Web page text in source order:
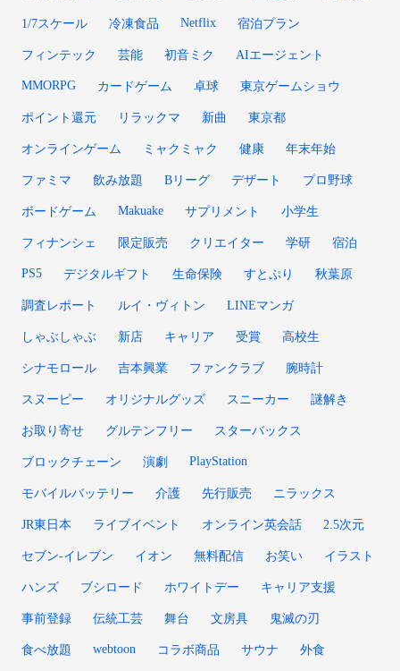
1/7スケール 冷凍食品 Netflix 宿泊プラン
フィンテック 芸能 初音ミク AIエージェント
MMORPG カードゲーム 卓球 東京ゲームショウ
ポイント還元 リラックマ 新曲 東京都
オンラインゲーム ミャクミャク 健康 年末年始
ファミマ 飲み放題 Bリーグ デザート プロ野球
ボードゲーム Makuake サプリメント 小学生
フィナンシェ 限定販売 クリエイター 学研 宿泊
PS5 デジタルギフト 生命保険 すとぷり 秋葉原
調査レポート ルイ・ヴィトン LINEマンガ
しゃぶしゃぶ 新店 キャリア 受賞 高校生
シナモロール 吉本興業 ファンクラブ 腕時計
スヌーピー オリジナルグッズ スニーカー 謎解き
お取り寄せ グルテンフリー スターバックス
ブロックチェーン 演劇 PlayStation
モバイルバッテリー 介護 先行販売 ニラックス
JR東日本 ライブイベント オンライン英会話 2.5次元
セブン-イレブン イオン 無料配信 お笑い イラスト
ハンズ ブシロード ホワイトデー キャリア支援
事前登録 伝統工芸 舞台 文房具 鬼滅の刃
食べ放題 webtoon コラボ商品 サウナ 外食